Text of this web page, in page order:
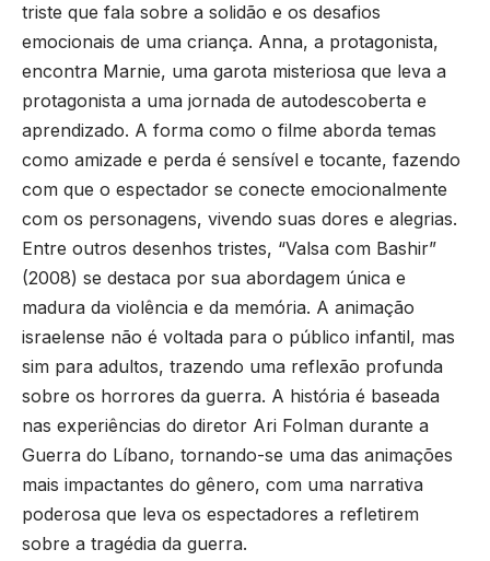
triste que fala sobre a solidão e os desafios
emocionais de uma criança. Anna, a protagonista,
encontra Marnie, uma garota misteriosa que leva a
protagonista a uma jornada de autodescoberta e
aprendizado. A forma como o filme aborda temas
como amizade e perda é sensível e tocante, fazendo
com que o espectador se conecte emocionalmente
com os personagens, vivendo suas dores e alegrias.
Entre outros desenhos tristes, “Valsa com Bashir”
(2008) se destaca por sua abordagem única e
madura da violência e da memória. A animação
israelense não é voltada para o público infantil, mas
sim para adultos, trazendo uma reflexão profunda
sobre os horrores da guerra. A história é baseada
nas experiências do diretor Ari Folman durante a
Guerra do Líbano, tornando-se uma das animações
mais impactantes do gênero, com uma narrativa
poderosa que leva os espectadores a refletirem
sobre a tragédia da guerra.